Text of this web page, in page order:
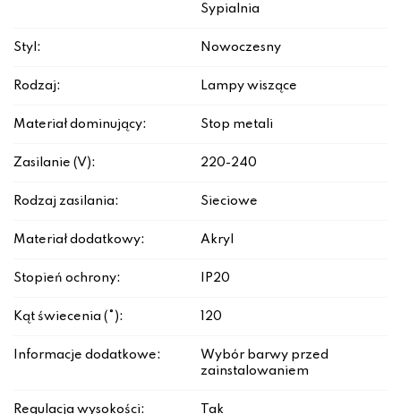
Sypialnia
Styl: Nowoczesny
Rodzaj: Lampy wiszące
Materiał dominujący: Stop metali
Zasilanie (V): 220-240
Rodzaj zasilania: Sieciowe
Materiał dodatkowy: Akryl
Stopień ochrony: IP20
Kąt świecenia (°): 120
Informacje dodatkowe:
Wybór barwy przed
zainstalowaniem
Regulacja wysokości: Tak